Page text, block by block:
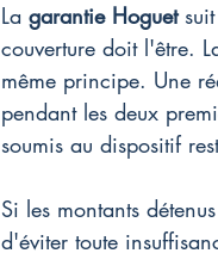
La garantie Hoguet suit
couverture doit l'être.
même principe. Une
pendant les deux
soumis au dispositif
Si les montants
d'éviter toute